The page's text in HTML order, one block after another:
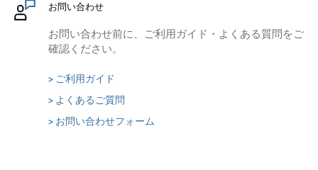
お問い合わせ
お問い合わせ前に、ご利用ガイド・よくある質問をご
確認ください。
> ご利用ガイド
> よくあるご質問
> お問い合わせフォーム